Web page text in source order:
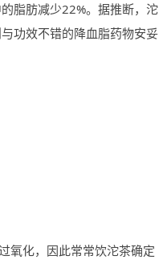
脂肪减少22%。据推断，沱
功效不错的降血脂药物安妥
氧化，因此常常饮沱茶确定